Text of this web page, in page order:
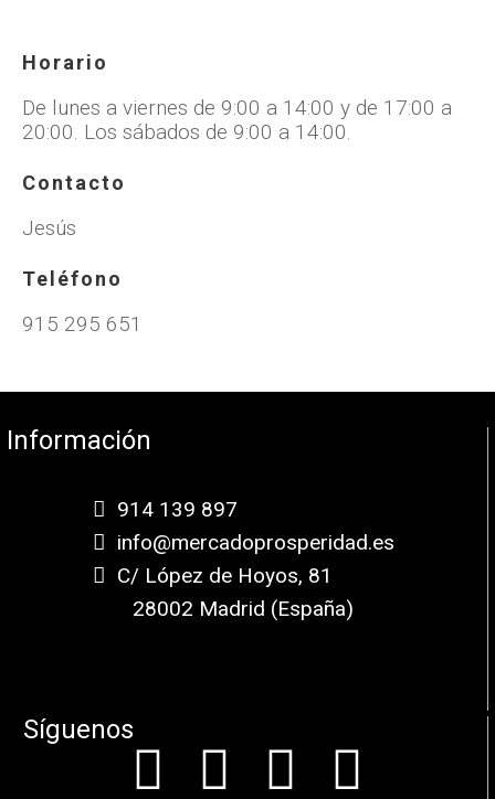
Horario
De lunes a viernes de 9:00 a 14:00 y de 17:00 a
20:00. Los sábados de 9:00 a 14:00.
Contacto
Jesús
Teléfono
915 295 651
Información
914 139 897
info@mercadoprosperidad.es
C/ López de Hoyos, 81
28002 Madrid (España)
Síguenos